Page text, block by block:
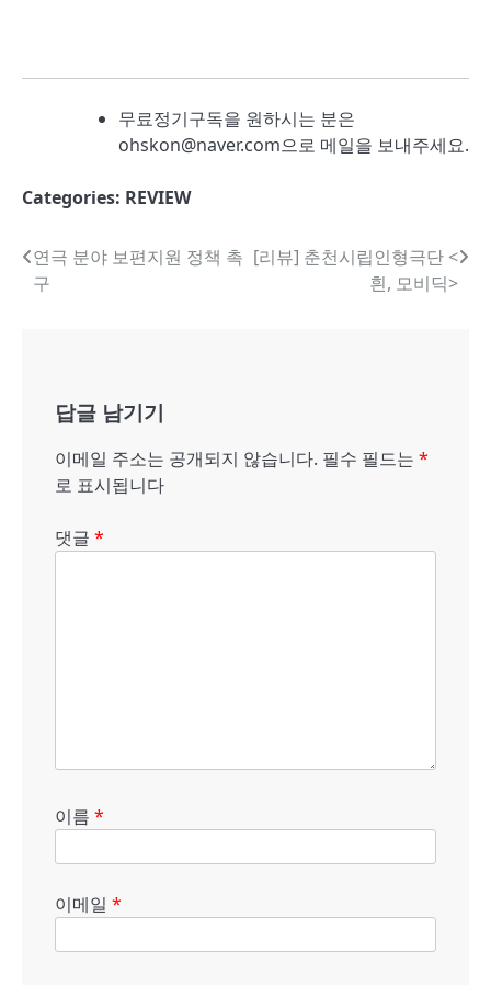
무료정기구독을 원하시는 분은
ohskon@naver.com으로 메일을 보내주세요.
Categories: REVIEW
글
내
연극 분야 보편지원 정책 촉
구
[리뷰] 춘천시립인형극단 <
흰, 모비딕>
답글 남기기
이메일 주소는 공개되지 않습니다. 필수 필드는 *
로 표시됩니다
댓글 *
이름 *
이메일 *